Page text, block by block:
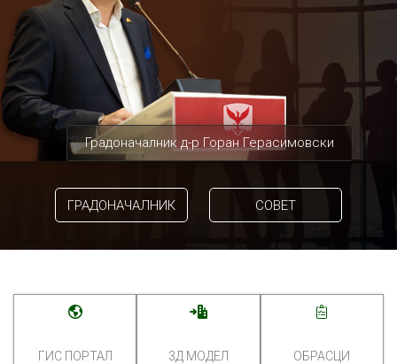
Градоначалник д-р Горан Герасимовски
ГРАДОНАЧАЛНИК СОВЕТ
ГИС ПОРТАЛ 3Д МОДЕЛ ОБРАСЦИ